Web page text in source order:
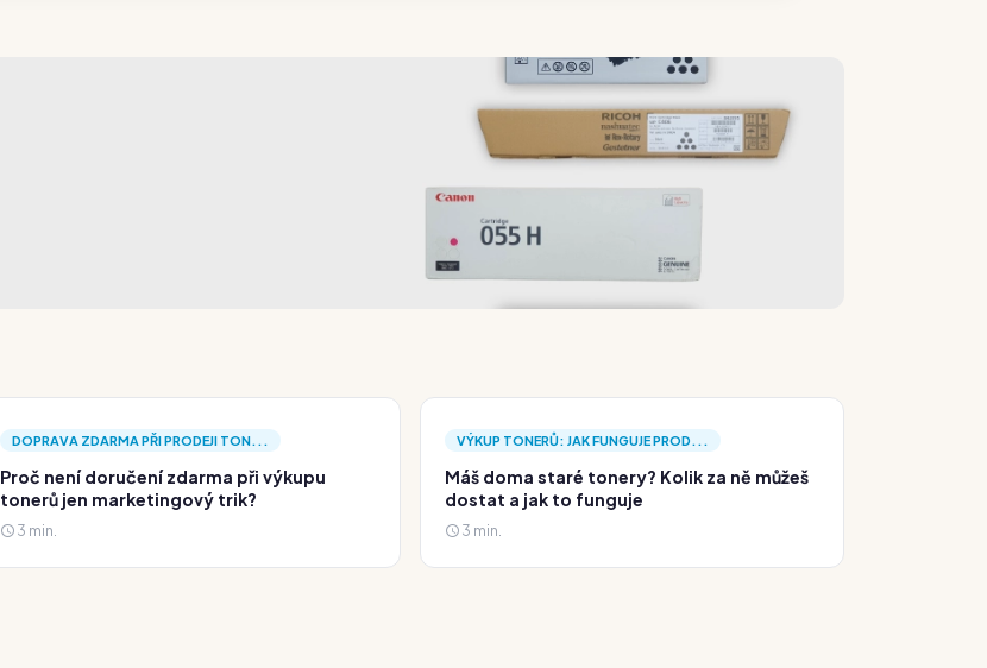
DOPRAVA ZDARMA PŘI PRODEJI TON...
Proč není doručení zdarma při výkupu
tonerů jen marketingový trik?
3 min.
VÝKUP TONERŮ: JAK FUNGUJE PROD...
Máš doma staré tonery? Kolik za ně můžeš
dostat a jak to funguje
3 min.